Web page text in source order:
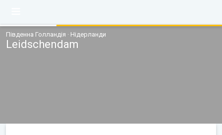
Південна Голландія · Нідерланди
Leidschendam